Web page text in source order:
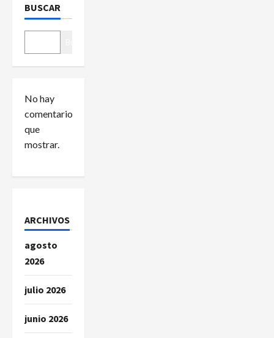
i
n
d
e
e
n
r
a
d
a
s
BUSCAR
No hay
comentarios
que
mostrar.
ARCHIVOS
agosto
2026
julio 2026
junio 2026